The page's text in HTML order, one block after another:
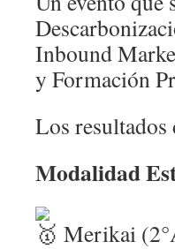
Inbound
y Formación
Los
Modalidad
Merikai